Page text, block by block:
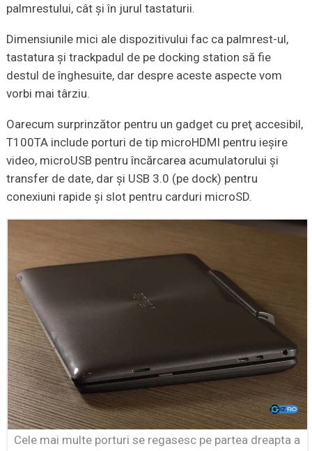
palmrestului, cât şi în jurul tastaturii.
Dimensiunile mici ale dispozitivului fac ca palmrest-ul,
tastatura şi trackpadul de pe docking station să fie
destul de înghesuite, dar despre aceste aspecte vom
vorbi mai târziu.
Oarecum surprinzător pentru un gadget cu preţ accesibil,
T100TA include porturi de tip microHDMI pentru ieşire
video, microUSB pentru încărcarea acumulatorului şi
transfer de date, dar şi USB 3.0 (pe dock) pentru
conexiuni rapide şi slot pentru carduri microSD.
Cele mai multe porturi se regasesc pe partea dreapta a